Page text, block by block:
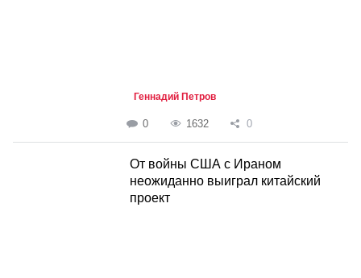
Геннадий Петров
0 1632 0
От войны США с Ираном
неожиданно выиграл китайский
проект